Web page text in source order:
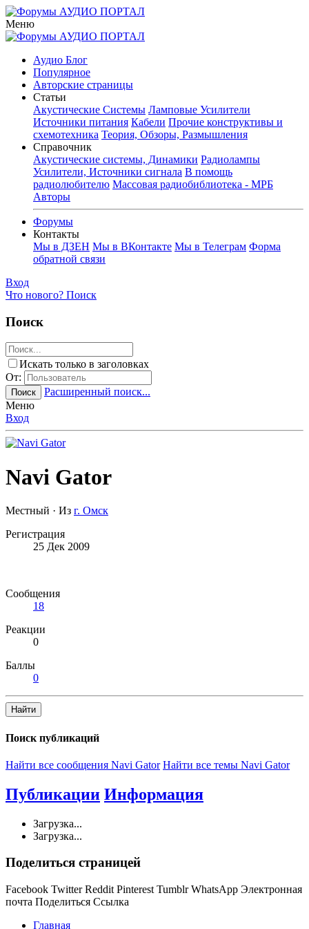
Меню
Аудио Блог
Популярное
Авторские страницы
Статьи
Акустические Системы Ламповые Усилители
Источники питания Кабели Прочие конструктивы и
схемотехника Теория, Обзоры, Размышления
Справочник
Акустические системы, Динамики Радиолампы
Усилители, Источники сигнала В помощь
радиолюбителю Массовая радиобиблиотека - МРБ
Авторы
Форумы
Контакты
Мы в ДЗЕН Мы в ВКонтакте Мы в Телеграм Форма
обратной связи
Вход
Что нового? Поиск
Поиск
Искать только в заголовках
От:
Поиск
Расширенный поиск...
Меню
Вход
Navi Gator
Местный · Из г. Омск
Регистрация
25 Дек 2009
Сообщения
18
Реакции
0
Баллы
0
Найти
Поиск публикаций
Найти все сообщения Navi Gator Найти все темы Navi Gator
Публикации Информация
Загрузка...
Загрузка...
Поделиться страницей
Facebook Twitter Reddit Pinterest Tumblr WhatsApp Электронная
почта Поделиться Ссылка
Главная